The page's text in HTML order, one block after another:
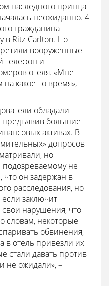
наследного принца
неожиданно. 4
гражданина
в Ritz-Carlton. Но
вооруженные
телефон и
отеля. «Мне
на какое-то время», –
обладали
большие
активах. В
допросов
но
не
что он задержан в
расследования, но
заключит
свои нарушения, что
словам, некоторые
обвинения,
в отель привезли их
стали давать против
не ожидали», –